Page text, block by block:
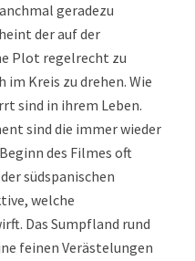
geradezu
der auf der
Plot regelrecht zu
Kreis zu drehen. Wie
sind in ihrem Leben.
sind die immer wieder
des Filmes oft
südspanischen
welche
Das Sumpfland rund
feinen Verästelungen